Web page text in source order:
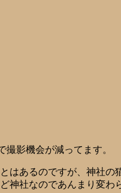
影機会が減ってます。
はあるのですが、神社の
神社なのであんまり変わ